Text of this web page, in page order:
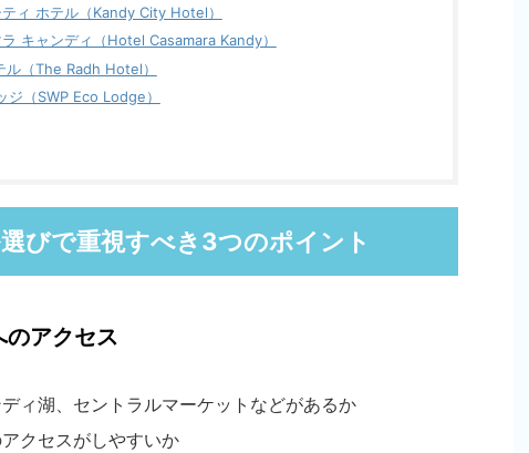
ィ ホテル（Kandy City Hotel）
キャンディ（Hotel Casamara Kandy）
（The Radh Hotel）
ジ（SWP Eco Lodge）
びで重視すべき3つのポイント
アクセス
ィ湖、セントラルマーケットなどがあるか
クセスがしやすいか